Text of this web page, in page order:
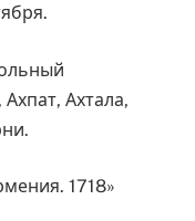
Ахтала,
1718»